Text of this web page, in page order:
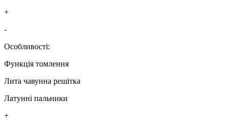
+
-
Особливості:
Функція томлення
Лита чавунна решітка
Латунні пальники
+